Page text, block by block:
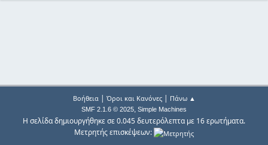
Βοήθεια| Όροι και Κανόνες| Πάνω ▲
SMF 2.1.6 © 2025, Simple Machines
Η σελίδα δημιουργήθηκε σε 0.045 δευτερόλεπτα με 16 ερωτήματα.
Μετρητής επισκέψεων: